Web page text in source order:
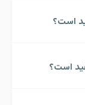
است؟
است؟